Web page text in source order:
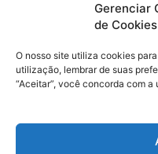
Gerenciar
de Cookies
O nosso site utiliza cookies
utilização, lembrar de suas
“Aceitar”, você concorda com
(91) 98224 - 3111